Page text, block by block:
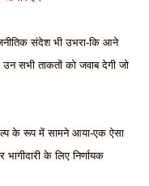
संदेश भी उभरा-कि आने
सभी ताकतों को जवाब देगी जो
के रूप में सामने आया-एक ऐसा
के लिए निर्णायक